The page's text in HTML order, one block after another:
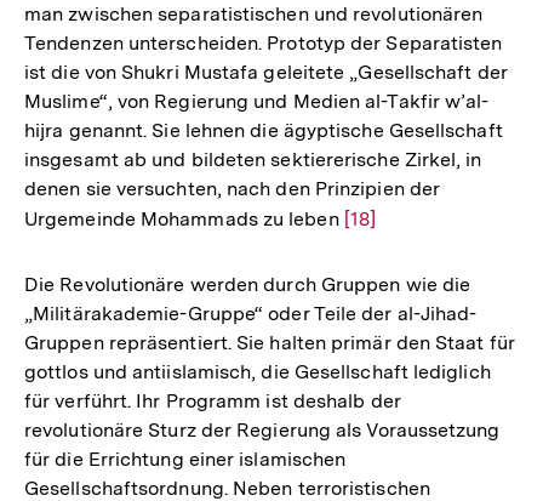
man zwischen separatistischen und revolutionären
Tendenzen unterscheiden. Prototyp der Separatisten
ist die von Shukri Mustafa geleitete „Gesellschaft der
Muslime“, von Regierung und Medien al-Takfir w’al-
hijra genannt. Sie lehnen die ägyptische Gesellschaft
insgesamt ab und bildeten sektiererische Zirkel, in
denen sie versuchten, nach den Prinzipien der
Urgemeinde Mohammads zu leben Zur
der
Fußnote
[18]
Die Revolutionäre werden durch Gruppen wie die
„Militärakademie-Gruppe“ oder Teile der al-Jihad-
Gruppen repräsentiert. Sie halten primär den Staat für
gottlos und antiislamisch, die Gesellschaft lediglich
für verführt. Ihr Programm ist deshalb der
revolutionäre Sturz der Regierung als Voraussetzung
für die Errichtung einer islamischen
Gesellschaftsordnung. Neben terroristischen